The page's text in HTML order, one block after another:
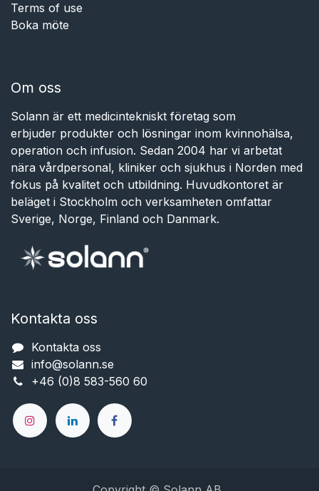
Terms of use
Boka möte
Om oss
Solann är ett medicintekniskt företag som
erbjuder produkter och lösningar inom kvinnohälsa,
operation och infusion. Sedan 2004 har vi arbetat
nära vårdpersonal, kliniker och sjukhus i Norden med
fokus på kvalitet och utbildning. Huvudkontoret är
beläget i Stockholm och verksamheten omfattar
Sverige, Norge, Finland och Danmark.
Kontakta oss
Kontakta oss
info@solann.se​​​​​​
+46 (0)8 583-560 60